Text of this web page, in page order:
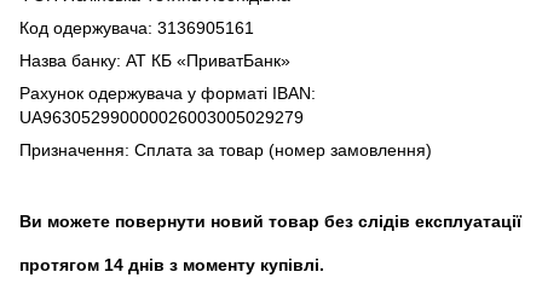
Код одержувача: 3136905161
Назва банку: АТ КБ «ПриватБанк»
Рахунок одержувача у форматі IBAN:
UA963052990000026003005029279
Призначення: Сплата за товар (номер замовлення)
Ви можете повернути новий товар без слідів експлуатації
протягом 14 днів з моменту купівлі.